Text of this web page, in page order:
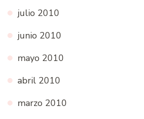
julio 2010
junio 2010
mayo 2010
abril 2010
marzo 2010